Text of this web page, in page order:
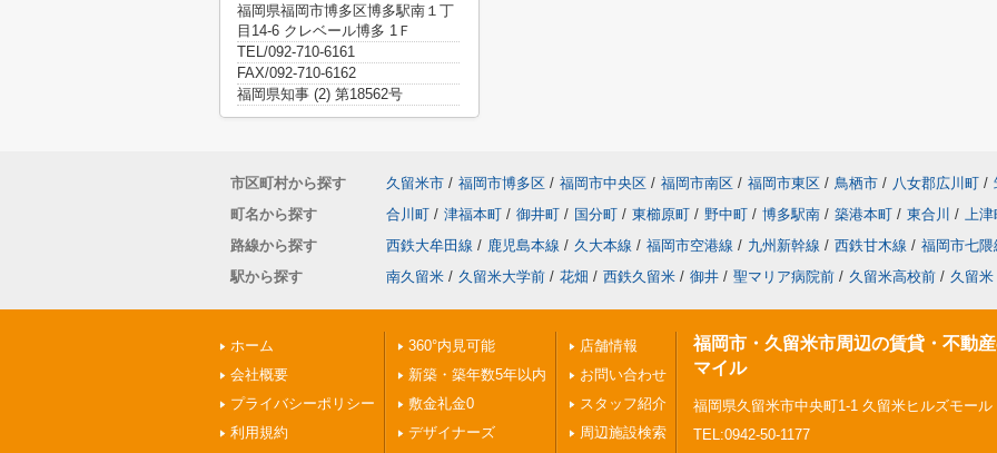
福岡県福岡市博多区博多駅南１丁
目14-6 クレベール博多 1Ｆ
TEL/092-710-6161
FAX/092-710-6162
福岡県知事 (2) 第18562号
市区町村から探す 久留米市 / 福岡市博多区 / 福岡市中央区 / 福岡市南区 / 福岡市東区 / 鳥栖市 / 八女郡広川町 /
町名から探す
合川町 / 津福本町 / 御井町 / 国分町 / 東櫛原町 / 野中町 / 博多駅南 / 築港本町 / 東合川 / 上津
路線から探す
西鉄大牟田線 / 鹿児島本線 / 久大本線 / 福岡市空港線 / 九州新幹線 / 西鉄甘木線 / 福岡市七隈
駅から探す
南久留米 / 久留米大学前 / 花畑 / 西鉄久留米 / 御井 / 聖マリア病院前 / 久留米高校前 / 久留米
ホーム
会社概要
プライバシーポリシー
利用規約
360°内見可能
新築・築年数5年以内
敷金礼金0
デザイナーズ
店舗情報
お問い合わせ
スタッフ紹介
周辺施設検索
福岡市・久留米市周辺の賃貸・不動
マイル
福岡県久留米市中央町1-1 久留米ヒルズモール
TEL:0942-50-1177